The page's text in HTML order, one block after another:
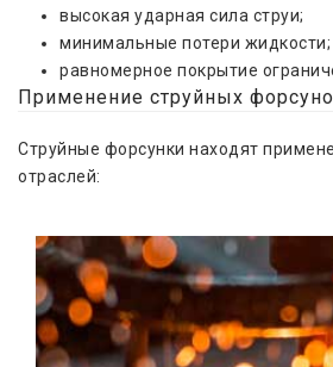
высокая ударная сила струи;
минимальные потери жидкости;
равномерное покрытие
Применение струйных
Струйные форсунки находят
отраслей: